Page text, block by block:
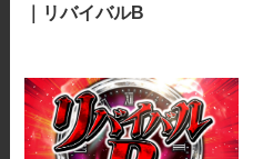
｜リバイバルB